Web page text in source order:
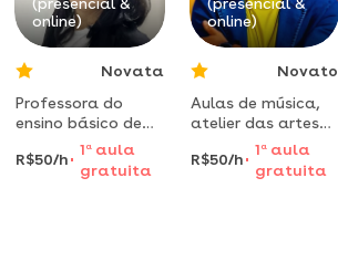
online)
Novata
Professora do
ensino básico de
informática. 10
anos levando
ensinamentos
R$50/h
1 a aula
gratuita
online)
Novato
Aulas de música,
atelier das artes
sonoras!violão,
canto popular,
canto coral,
R$50/h
1 aaula
gratuita